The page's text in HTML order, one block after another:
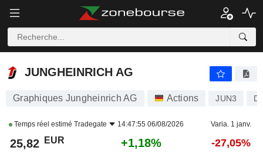
JUNGHEINRICH AG
JUNGHEINRICH AG
Graphiques Jungheinrich AG Actions JUN3
Temps réel estimé Tradegate 14:47:55 06/08/2026 Varia. 1 janv.
25,82 EUR +1,18% -27,05%